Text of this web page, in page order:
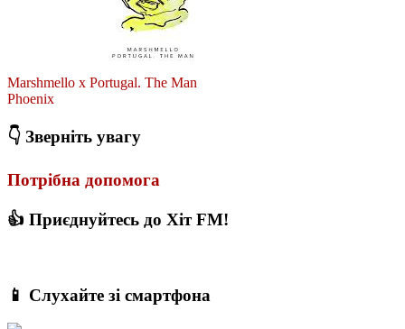
Marshmello x Portugal. The Man
Phoenix
👇 Зверніть увагу
Потрібна допомога
👍 Приєднуйтесь до Хіт FM!
📱 Слухайте зі смартфона